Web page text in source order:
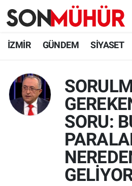
İZMİR GÜNDEM SİYASET
SORU:
İzmir Nöbetçi Eczaneler
İzmir Namaz Vakitleri
İzmir Trafik Yoğunluk
Süper Lig Puan Durumu ve
Tüm Manşetler